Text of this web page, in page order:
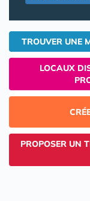
TROUVER UNE
LOCAUX
PROPOSER UN